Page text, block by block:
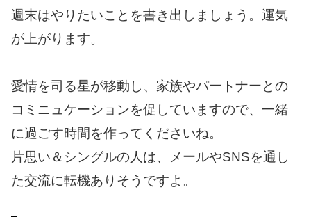
週末はやりたいことを書き出しましょう。運気
が上がります。
愛情を司る星が移動し、家族やパートナーとの
コミニュケーションを促していますので、一緒
に過ごす時間を作ってくださいね。
片思い＆シングルの人は、メールやSNSを通し
た交流に転機ありそうですよ。